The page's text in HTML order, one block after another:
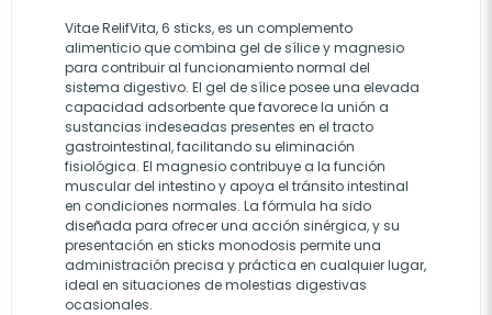
Vitae RelifVita, 6 sticks, es un complemento
alimenticio que combina gel de sílice y magnesio
para contribuir al funcionamiento normal del
sistema digestivo. El gel de sílice posee una elevada
capacidad adsorbente que favorece la unión a
sustancias indeseadas presentes en el tracto
gastrointestinal, facilitando su eliminación
fisiológica. El magnesio contribuye a la función
muscular del intestino y apoya el tránsito intestinal
en condiciones normales. La fórmula ha sido
diseñada para ofrecer una acción sinérgica, y su
presentación en sticks monodosis permite una
administración precisa y práctica en cualquier lugar,
ideal en situaciones de molestias digestivas
ocasionales.